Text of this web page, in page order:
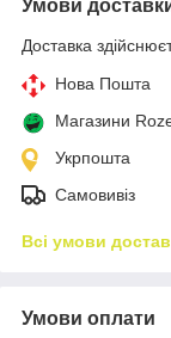
Умови
Доставка
Нова Пошта
Магазини
Укрпошта
Самовивіз
Всі умови
Умови оплати